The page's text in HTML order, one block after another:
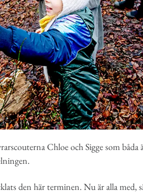
Chloe och Sigge som
den här terminen. Nu är alla med,